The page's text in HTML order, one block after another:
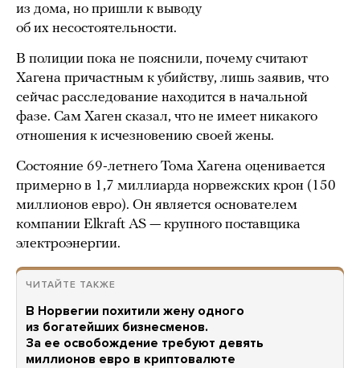
из дома, но пришли к выводу
об их несостоятельности.
В полиции пока не пояснили, почему считают
Хагена причастным к убийству, лишь заявив, что
сейчас расследование находится в начальной
фазе. Сам Хаген сказал, что не имеет никакого
отношения к исчезновению своей жены.
Состояние 69-летнего Тома Хагена оценивается
примерно в 1,7 миллиарда норвежских крон (150
миллионов евро). Он является основателем
компании Elkraft AS — крупного поставщика
электроэнергии.
ЧИТАЙТЕ ТАКЖЕ
В Норвегии похитили жену одного
из богатейших бизнесменов.
За ее освобождение требуют девять
миллионов евро в криптовалюте